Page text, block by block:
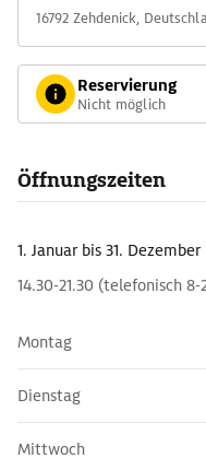
16792 Zehdenick,
Reservierung
Nicht möglich
Öffnungszeiten
1. Januar bis 31. Dezember
14.30-21.30 (telefonisch 8-
Montag
Dienstag
Mittwoch